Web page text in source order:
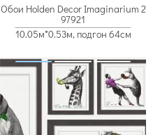
Обои Holden Decor Imaginarium 2
97921
10.05м*0.53м, подгон 64см